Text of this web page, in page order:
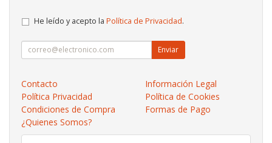
He leído y acepto la Política de Privacidad.
Enviar
Contacto
Información Legal
Política Privacidad
Política de Cookies
Condiciones de Compra
Formas de Pago
¿Quienes Somos?